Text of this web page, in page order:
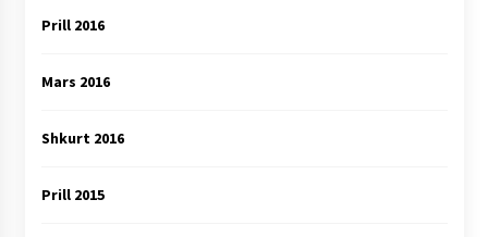
Prill 2016
Mars 2016
Shkurt 2016
Prill 2015